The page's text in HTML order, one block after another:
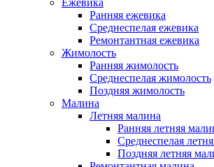
Ежевика
Ранняя ежевика
Среднеспелая ежевика
Ремонтантная ежевика
Жимолость
Ранняя жимолость
Среднеспелая жимолость
Поздняя жимолость
Малина
Летняя малина
Ранняя летняя
Среднеспелая
Поздняя летняя